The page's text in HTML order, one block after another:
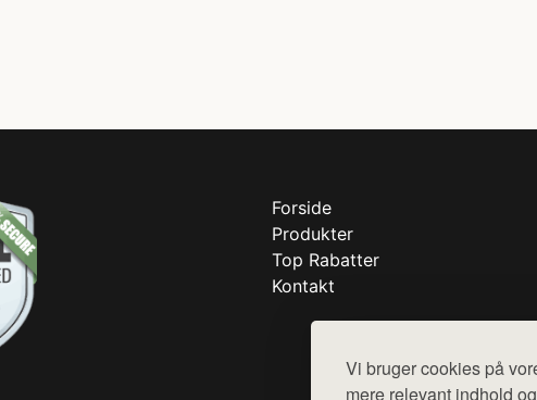
Vi bruger cookies på
mere relevant indhold
Forside
Produkter
Top Rabatter
Kontakt